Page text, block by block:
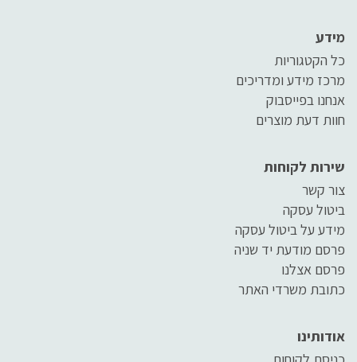
מידע
כל הקטגוריות
מרכז מידע ומדריכים
אנחנו בפייסבוק
חוות דעת מוצרים
שירות לקוחות
צור קשר
ביטול עסקה
מידע על ביטול עסקה
פרסם מודעת יד שניה
פרסם אצלנו
כתובת משרדי האתר
אודותינו